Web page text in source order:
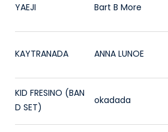
YAEJI Bart B More
KAYTRANADA ANNA LUNOE
KID FRESINO (BAN
D SET)
okadada